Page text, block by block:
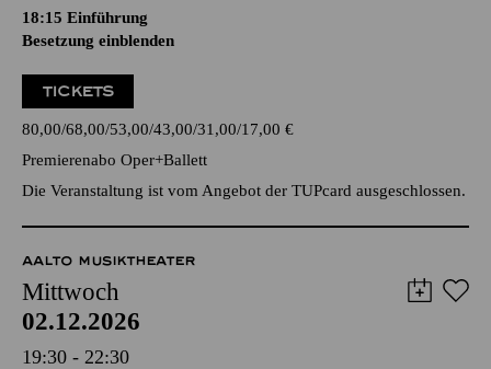
18:15 Einführung
Besetzung einblenden
TICKETS
80,00 68,00 53,00 43,00 31,00 17,00 €
Premierenabo Oper+Ballett
Die Veranstaltung ist vom Angebot der TUPcard ausgeschlossen.
AALTO MUSIKTHEATER
Mittwoch
02.12.2026
19:30 - 22:30